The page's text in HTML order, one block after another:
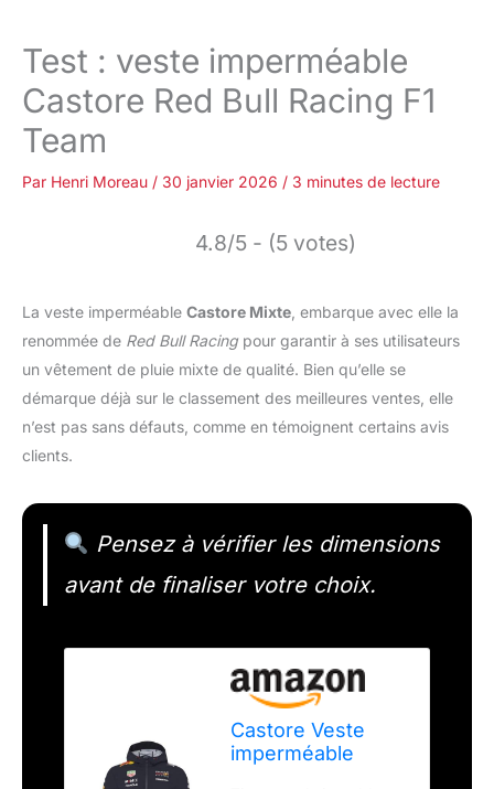
Test : veste imperméable
Castore Red Bull Racing F1
Team
Par Henri Moreau / 30 janvier 2026 / 3 minutes de lecture
4.8/5 - (5 votes)
La veste imperméable Castore Mixte , embarque avec elle la
renommée de Red Bull Racingpour garantir à ses utilisateurs
un vêtement de pluie mixte de qualité. Bien qu’elle se
démarque déjà sur le classement des meilleures ventes, elle
n’est pas sans défauts, comme en témoignent certains avis
clients.
Pensez à vérifier les dimensions
avant de finaliser votre choix.
Castore Veste
imperméable